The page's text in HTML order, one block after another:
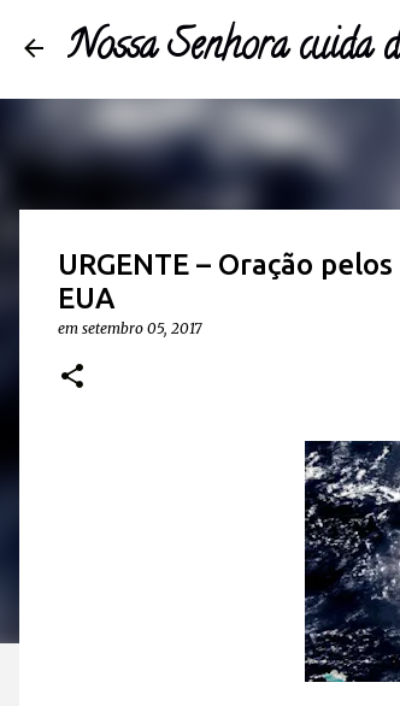
Nossa Senhora
URGENTE – Oração
EUA
em setembro 05, 2017